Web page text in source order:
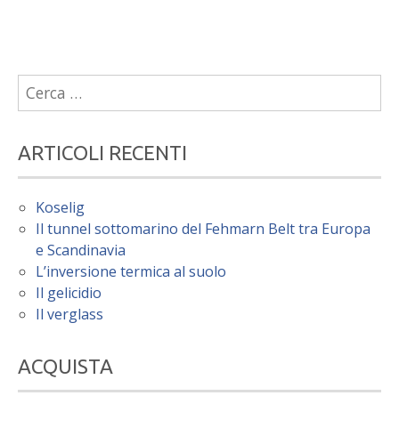
Ricerca
per:
ARTICOLI RECENTI
Koselig
Il tunnel sottomarino del Fehmarn Belt tra Europa
e Scandinavia
L’inversione termica al suolo
Il gelicidio
Il verglass
ACQUISTA